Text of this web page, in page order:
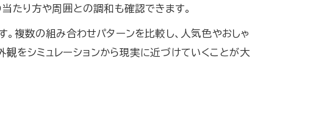
ョンたり方や周囲との調和も確認できます。
複数の組み合わせパターンを比較し、人気色やおしゃ
をシミュレーションから現実に近づけていくことが大